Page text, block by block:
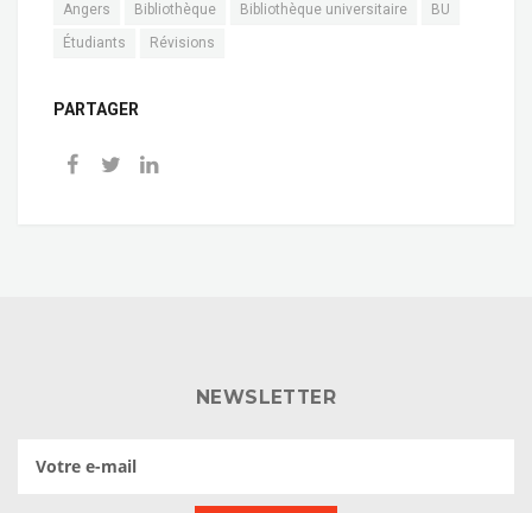
Angers Bibliothèque Bibliothèque universitaire
BU
Étudiants
Révisions
PARTAGER
NEWSLETTER